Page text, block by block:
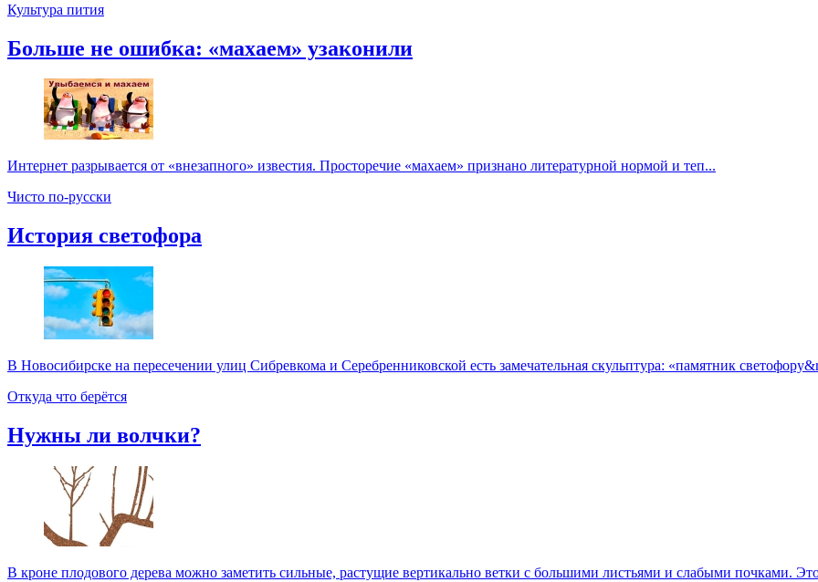
Культура пития
Больше не ошибка: «махаем» узаконили
Интернет разрывается от «внезапного» известия. Просторечие «махаем» признано литературной нормой и теп...
Чисто по-русски
История светофора
В Новосибирске на пересечении улиц Сибревкома и Серебренниковской есть замечательная скульптура: «памятник
Откуда что берётся
Нужны ли волчки?
В кроне плодового дерева можно заметить сильные, растущие вертикально ветки с большими листьями и слабыми почками.